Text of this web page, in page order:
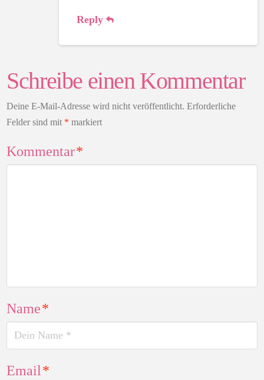
Reply
Schreibe einen Kommentar
Deine E-Mail-Adresse wird nicht veröffentlicht. Erforderliche
Felder sind mit * markiert
Kommentar*
Name*
Email*